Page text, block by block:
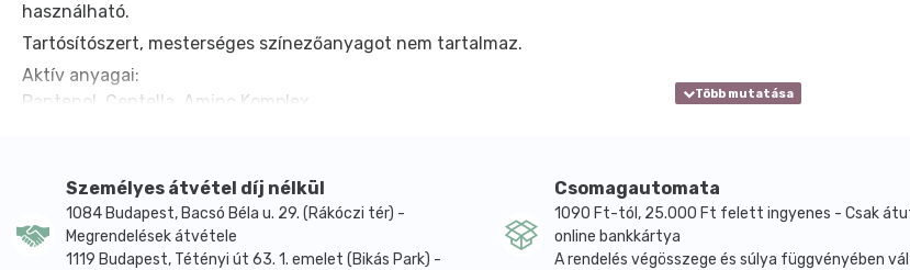
használható.
Tartósítószert, mesterséges színezőanyagot nem tartalmaz.
Aktív anyagai:
Pantenol, Centella, Amino Komplex.
Személyes átvétel díj nélkül
1084 Budapest, Bacsó Béla u. 29. (Rákóczi tér) -
Megrendelések átvétele
1119 Budapest, Tétényi út 63. 1. emelet (Bikás Park) -
Csomagautomata
1090 Ft-tól, 25.000 Ft felett ingyenes - Csak
online bankkártya
A rendelés végösszege és súlya függvényében